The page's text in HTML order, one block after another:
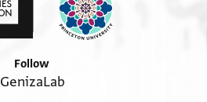
Follow
GenizaLab